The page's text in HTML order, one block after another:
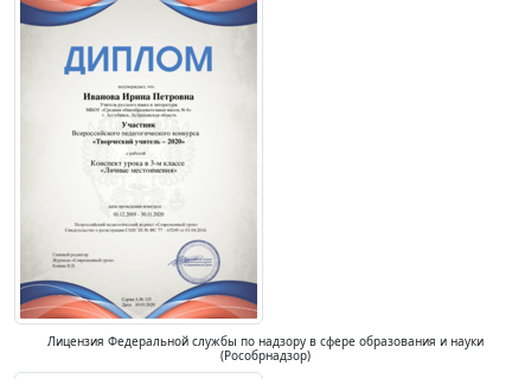
Лицензия Федеральной службы по надзору в сфере образования и науки
(Рособрнадзор)